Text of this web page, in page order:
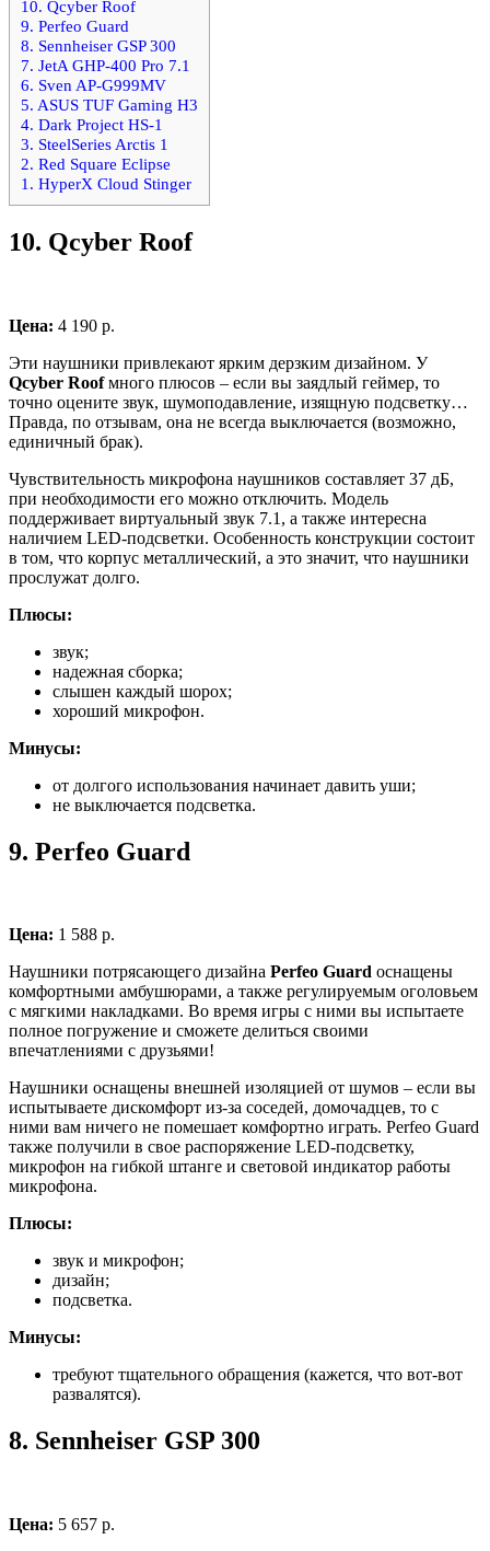
10. Qcyber Roof
9. Perfeo Guard
8. Sennheiser GSP 300
7. JetA GHP-400 Pro 7.1
6. Sven AP-G999MV
5. ASUS TUF Gaming H3
4. Dark Project HS-1
3. SteelSeries Arctis 1
2. Red Square Eclipse
1. HyperX Cloud Stinger
10. Qcyber Roof
Цена: 4 190 р.
Эти наушники привлекают ярким дерзким дизайном. У
Qcyber Roofмного плюсов – если вы заядлый геймер, то
точно оцените звук, шумоподавление, изящную подсветку…
Правда, по отзывам, она не всегда выключается (возможно,
единичный брак).
Чувствительность микрофона наушников составляет 37 дБ,
при необходимости его можно отключить. Модель
поддерживает виртуальный звук 7.1, а также интересна
наличием LED-подсветки. Особенность конструкции состоит
в том, что корпус металлический, а это значит, что наушники
прослужат долго.
Плюсы:
звук;
надежная сборка;
слышен каждый шорох;
хороший микрофон.
Минусы:
от долгого использования начинает давить уши;
не выключается подсветка.
9. Perfeo Guard
Цена: 1 588 р.
Наушники потрясающего дизайна Perfeo Guard оснащены
комфортными амбушюрами, а также регулируемым оголовьем
с мягкими накладками. Во время игры с ними вы испытаете
полное погружение и сможете делиться своими
впечатлениями с друзьями!
Наушники оснащены внешней изоляцией от шумов – если вы
испытываете дискомфорт из-за соседей, домочадцев, то с
ними вам ничего не помешает комфортно играть. Perfeo Guard
также получили в свое распоряжение LED-подсветку,
микрофон на гибкой штанге и световой индикатор работы
микрофона.
Плюсы:
звук и микрофон;
дизайн;
подсветка.
Минусы:
требуют тщательного обращения (кажется, что вот-вот
развалятся).
8. Sennheiser GSP 300
Цена: 5 657 р.